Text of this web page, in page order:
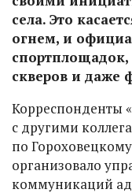
села. Это
огнем, и
спортплощадок,
скверов и даже
Корреспонденты
с другими
по
организовало
коммуникаций